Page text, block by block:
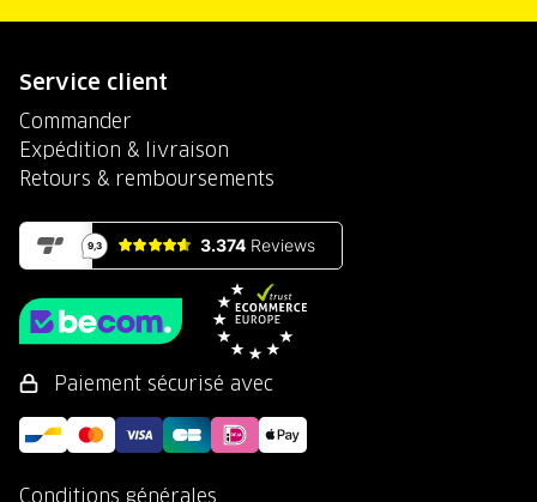
Service client
Commander
Expédition & livraison
Retours & remboursements
Paiement sécurisé avec
Conditions générales